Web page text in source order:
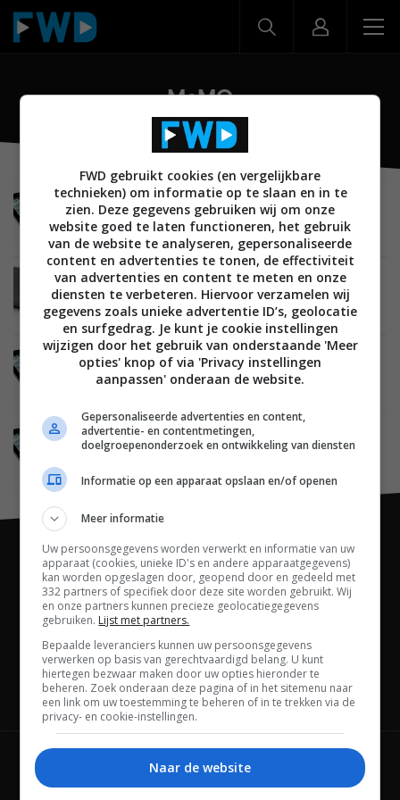
MeMO
MOBILE 21 DECEMBER 2012
Eerste specificaties ASUS MeMO Pad ME371MG
met Intel chip opgedoken
MOBILE 21 DECEMBER 2012
Afbeeldingen nieuwe ASUS MeMO Pad ME172V
gelekt
MOBILE 19 DECEMBER 2012
Foto genomen met goedkope ASUS tablet duikt
MOBILE 08 DECEMBER 2012
Twee nieuwe ASUS MeMO Pad tablets gespot in
Channels
FWD gebruikt cookies (en vergelijkbare
technieken) om informatie op te slaan en in te
zien. Deze gegevens gebruiken wij om onze
website goed te laten functioneren, het gebruik
van de website te analyseren, gepersonaliseerde
content en advertenties te tonen, de effectiviteit
van advertenties en content te meten en onze
diensten te verbeteren. Hiervoor verzamelen wij
gegevens zoals unieke advertentie ID’s, geolocatie
en surfgedrag. Je kunt je cookie instellingen
wijzigen door het gebruik van onderstaande 'Meer
opties' knop of via 'Privacy instellingen
aanpassen' onderaan de website.
Gepersonaliseerde advertenties en content,
advertentie- en contentmetingen,
doelgroepenonderzoek en ontwikkeling van diensten
Informatie op een apparaat opslaan en/of openen
Meer informatie
Uw persoonsgegevens worden verwerkt en informatie van uw
apparaat (cookies, unieke ID's en andere apparaatgegevens)
kan worden opgeslagen door, geopend door en gedeeld met
332 partners of specifiek door deze site worden gebruikt. Wij
en onze partners kunnen precieze geolocatiegegevens
gebruiken. Lijst met partners.
Bepaalde leveranciers kunnen uw persoonsgegevens
verwerken op basis van gerechtvaardigd belang. U kunt
hiertegen bezwaar maken door uw opties hieronder te
beheren. Zoek onderaan deze pagina of in het sitemenu naar
een link om uw toestemming te beheren of in te trekken via de
privacy- en cookie-instellingen.
Naar de website